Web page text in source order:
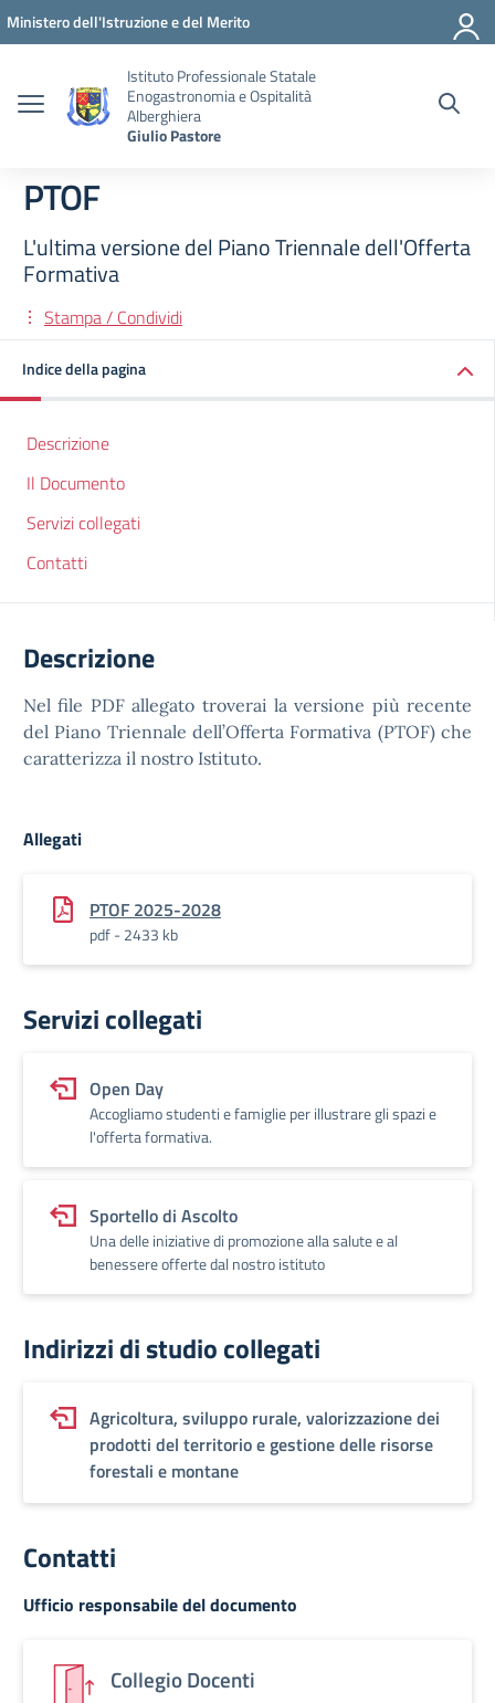
Vai ai contenuti
Vai al menu di navigazione
Vai al footer
Ministero dell'Istruzione e del Merito
Istituto Professionale Statale
Enogastronomia e Ospitalità
Alberghiera
Giulio Pastore
PTOF
L'ultima versione del Piano Triennale dell'Offerta
Formativa
Stampa / Condividi
Indice della pagina
Descrizione
Il Documento
Servizi collegati
Contatti
Descrizione
Nel file PDF allegato troverai la versione più recente
del Piano Triennale dell’Offerta Formativa (PTOF) che
caratterizza il nostro Istituto.
Allegati
PTOF 2025-2028
pdf - 2433 kb
Servizi collegati
Open Day
Accogliamo studenti e famiglie per illustrare gli spazi e
l'offerta formativa.
Sportello di Ascolto
Una delle iniziative di promozione alla salute e al
benessere offerte dal nostro istituto
Indirizzi di studio collegati
Agricoltura, sviluppo rurale, valorizzazione dei
prodotti del territorio e gestione delle risorse
forestali e montane
Contatti
Ufficio responsabile del documento
Collegio Docenti